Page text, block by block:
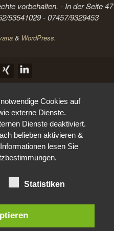
vorbehalten. - In der Seite 47
53541029 - 07457/9329453
& WordPress.
Cookies auf
externe Dienste.
Dienste deaktiviert.
belieben aktivieren &
lesen Sie
Statistiken